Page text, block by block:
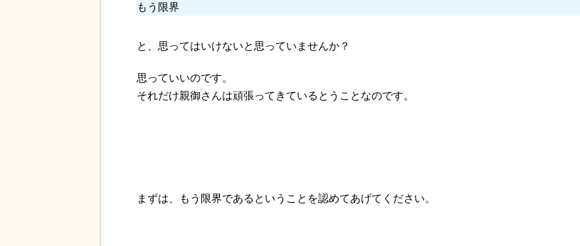
もう限界
と、思ってはいけないと思っていませんか？
思っていいのです。
それだけ親御さんは頑張ってきているとうことなのです。
まずは、もう限界であるということを認めてあげてください。